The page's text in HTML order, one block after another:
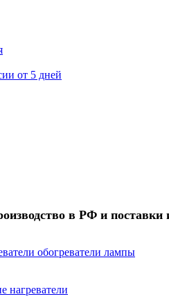
от 5 дней
в РФ и поставки
обогреватели лампы
нагреватели